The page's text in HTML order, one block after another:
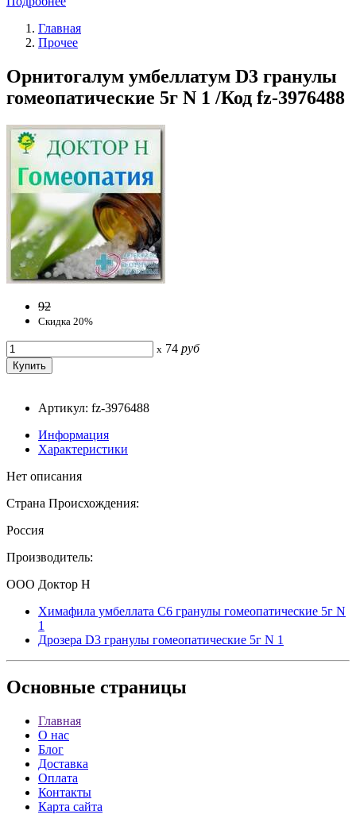
Главная
Прочее
Орнитогалум умбеллатум D3 гранулы
гомеопатические 5г N 1 /Код fz-3976488
92
Скидка 20%
x 74 руб
Артикул: fz-3976488
Информация
Характеристики
Нет описания
Страна Происхождения:
Россия
Производитель:
ООО Доктор Н
Химафила умбеллата С6 гранулы гомеопатические 5г N
1
Дрозера D3 гранулы гомеопатические 5г N 1
Основные страницы
Главная
О нас
Блог
Доставка
Оплата
Контакты
Карта сайта